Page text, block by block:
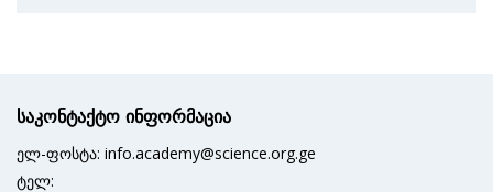
საკონტაქტო ინფორმაცია
ელ-ფოსტა: info.academy@science.org.ge
ტელ: